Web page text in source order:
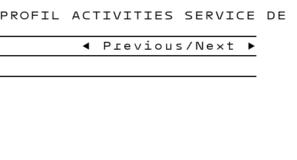
PROFIL ACTIVITIES SERVICE
DE
← Previous / Next →